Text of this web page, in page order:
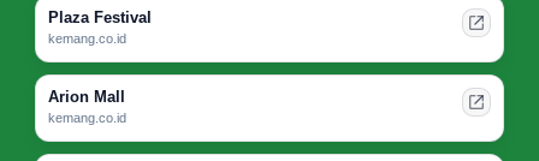
Plaza Festival
kemang.co.id
Arion Mall
kemang.co.id